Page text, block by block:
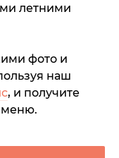
летними
фото и
наш
, и получите
меню.